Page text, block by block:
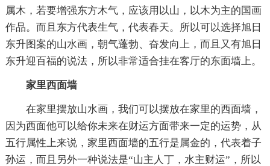
属木，若要增强东方木气，应该用以山，以木为主的国画
作品。而且东方代表生气，代表春天。所以可以选择旭日
东升图案的山水画，朝气蓬勃、奋发向上，而且又有旭日
东升迎百福的说法，所以非常适合挂在客厅的东面墙上。
家里西面墙
在家里摆放山水画，我们可以摆放在家里的西面墙，
因为西面他可以给你未来在财运方面带来一定的运势，从
五行属性上来说，家里西面墙的五行是属金的，代表着子
孙运，而且另外一种说法是“山主人丁，水主财运”，所以